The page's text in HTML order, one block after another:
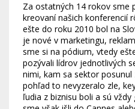
Za ostatných 14 rokov sme
kreovaní našich konferencií
ešte do roku 2010 bol na
je nové v marketingu,
sme si na pódium, vtedy
pozývali lídrov jednotlivých
nimi, kam sa sektor posunul
pohľad to nevyzeralo zle,
ľudia z biznisu boli a sú